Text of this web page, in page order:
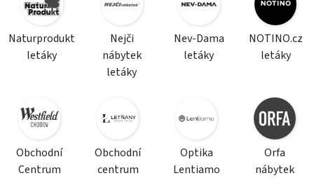
Naturprodukt
letáky
Nejči
nábytek
letáky
Nev-Dama
letáky
NOTINO.cz
letáky
Obchodní
Centrum
Obchodní
centrum
Optika
Lentiamo
Orfa
nábytek